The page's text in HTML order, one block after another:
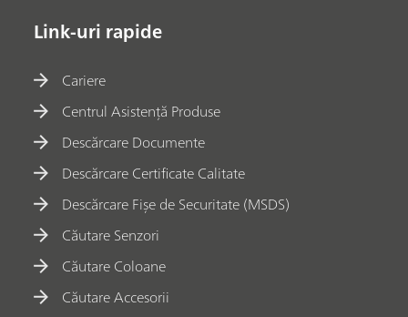
Link-uri rapide
Cariere
Centrul Asistență Produse
Descărcare Documente
Descărcare Certificate Calitate
Descărcare Fișe de Securitate (MSDS)
Căutare Senzori
Căutare Coloane
Căutare Accesorii